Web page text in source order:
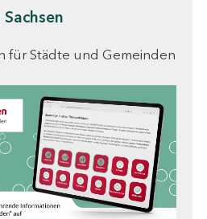
für Städte und Gemeinden